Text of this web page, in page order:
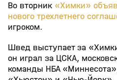
Во вторник «Химки»
нового трехлетнего
игроком.
Швед выступает за
он играл за ЦСКА,
команды НБА